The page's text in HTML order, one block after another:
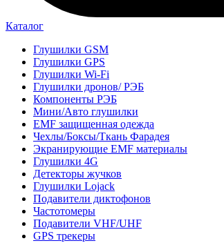
Каталог
Глушилки GSM
Глушилки GPS
Глушилки Wi-Fi
Глушилки дронов/ РЭБ
Компоненты РЭБ
Мини/Авто глушилки
EMF защищенная одежда
Чехлы/Боксы/Ткань Фарадея
Экранирующие EMF материалы
Глушилки 4G
Детекторы жучков
Глушилки Lojack
Подавители диктофонов
Частотомеры
Подавители VHF/UHF
GPS трекеры